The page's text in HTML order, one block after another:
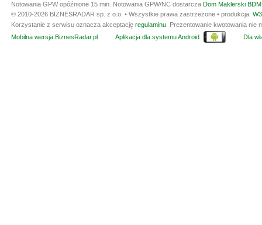
Notowania GPW opóźnione 15 min. Notowania GPW/NC dostarcza Dom Maklerski
© 2010-2026 BIZNESRADAR sp. z o.o. • Wszystkie prawa zastrzeżone • produkcja:
Korzystanie z serwisu oznacza akceptację regulaminu . Prezentowanie kwotowania
Mobilna wersja BiznesRadar.pl
Aplikacja dla systemu Android Dla